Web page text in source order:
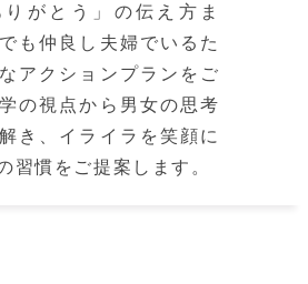
がとう」の伝え方ま
も仲良し夫婦でいるた
アクションプランをご
の視点から男女の思考
き、イライラを笑顔に
習慣をご提案します。